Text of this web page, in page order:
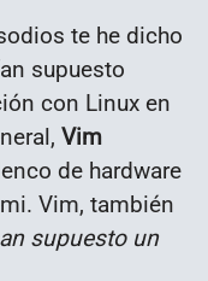
te he dicho
supuesto
con Linux en
Vim
de hardware
Vim, también
supuesto un